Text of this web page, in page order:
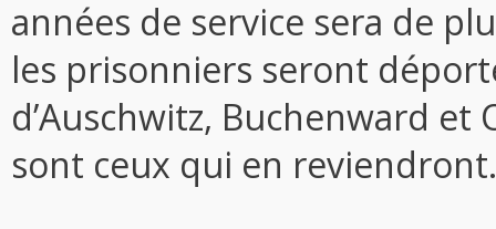
années de service sera de
les prisonniers seront
d’Auschwitz, Buchenward et
sont ceux qui en reviendront.